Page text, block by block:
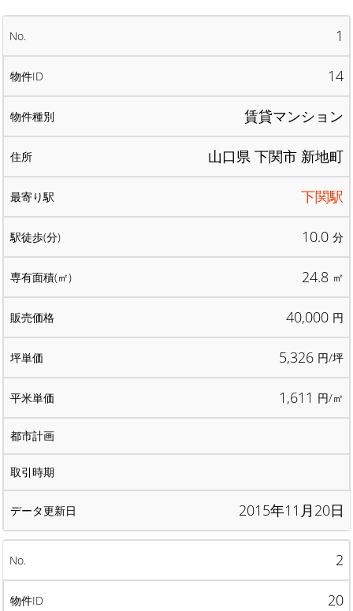
1
14
賃貸マンション
山口県 下関市 新地町
下関駅
10.0 分
24.8 ㎡
40,000 円
5,326 円/坪
1,611 円/㎡
2015年11月20日
2
20